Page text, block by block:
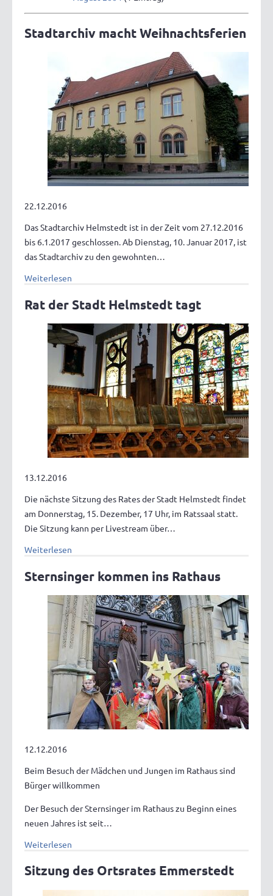
Stadtarchiv macht Weihnachtsferien
22.12.2016
Das Stadtarchiv Helmstedt ist in der Zeit vom 27.12.2016
bis 6.1.2017 geschlossen. Ab Dienstag, 10. Januar 2017, ist
das Stadtarchiv zu den gewohnten…
Weiterlesen
Rat der Stadt Helmstedt tagt
13.12.2016
Die nächste Sitzung des Rates der Stadt Helmstedt findet
am Donnerstag, 15. Dezember, 17 Uhr, im Ratssaal statt.
Die Sitzung kann per Livestream über…
Weiterlesen
Sternsinger kommen ins Rathaus
12.12.2016
Beim Besuch der Mädchen und Jungen im Rathaus sind
Bürger willkommen
Der Besuch der Sternsinger im Rathaus zu Beginn eines
neuen Jahres ist seit…
Weiterlesen
Sitzung des Ortsrates Emmerstedt